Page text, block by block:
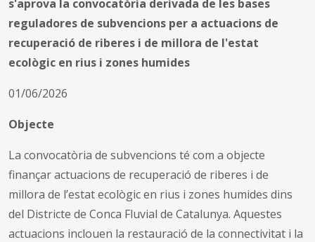
s'aprova la convocatòria derivada de les bases
reguladores de subvencions per a actuacions de
recuperació de riberes i de millora de l'estat
ecològic en rius i zones humides
01/06/2026
Objecte
La convocatòria de subvencions té com a objecte
finançar actuacions de recuperació de riberes i de
millora de l’estat ecològic en rius i zones humides dins
del Districte de Conca Fluvial de Catalunya. Aquestes
actuacions inclouen la restauració de la connectivitat i la